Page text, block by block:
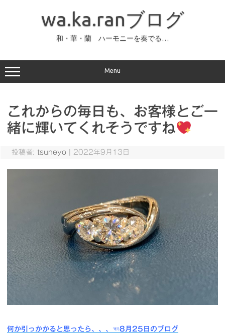
ッ
プ
wa.ka.ranブログ
和・華・蘭 ハーモニーを奏でる…
Menu
これからの毎日も、お客様とご一
緒に輝いてくれそうですね
投稿者: tsuneyo 2022年9月13日
何か引っかかると思ったら、、、 ☜8月25日のブログ